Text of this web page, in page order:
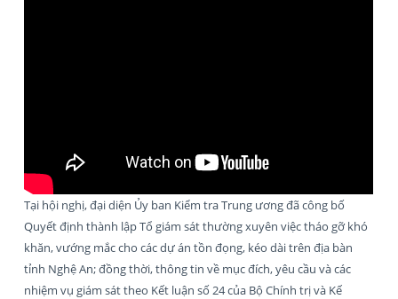
Tại hội nghị, đại diện Ủy ban Kiểm tra Trung ương đã công bố
Quyết định thành lập Tổ giám sát thường xuyên việc tháo gỡ khó
khăn, vướng mắc cho các dự án tồn đọng, kéo dài trên địa bàn
tỉnh Nghệ An; đồng thời, thông tin về mục đích, yêu cầu và các
nhiệm vụ giám sát theo Kết luận số 24 của Bộ Chính trị và Kế